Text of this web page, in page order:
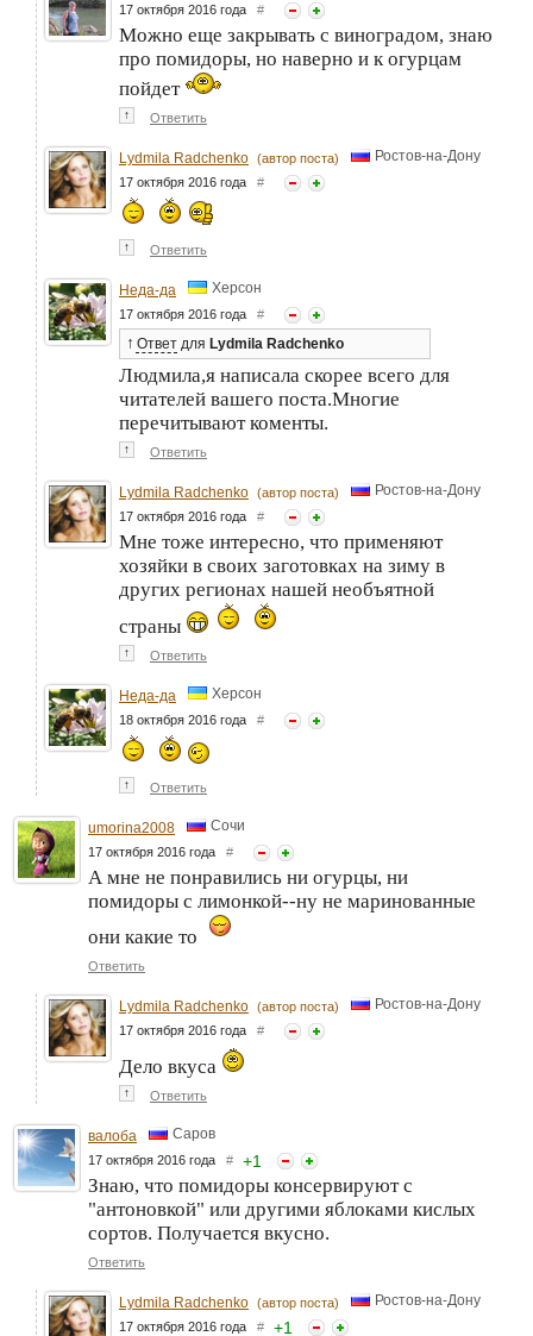
17 октября 2016 года #
Можно еще закрывать с виноградом, знаю
про помидоры, но наверно и к огурцам
пойдет
↑ Ответить
Lydmila Radchenko (автор поста) Ростов-на-Дону
17 октября 2016 года #
↑ Ответить
Неда-да Херсон
17 октября 2016 года #
↑ Ответ для Lydmila Radchenko
Людмила,я написала скорее всего для
читателей вашего поста.Многие
перечитывают коменты.
↑ Ответить
Lydmila Radchenko (автор поста) Ростов-на-Дону
17 октября 2016 года #
Мне тоже интересно, что применяют
хозяйки в своих заготовках на зиму в
других регионах нашей необъятной
страны
↑ Ответить
Неда-да Херсон
18 октября 2016 года #
↑ Ответить
umorina2008 Сочи
17 октября 2016 года #
А мне не понравились ни огурцы, ни
помидоры с лимонкой--ну не маринованные
они какие то
Ответить
Lydmila Radchenko (автор поста) Ростов-на-Дону
17 октября 2016 года #
Дело вкуса
↑ Ответить
валоба Саров
17 октября 2016 года # +1
Знаю, что помидоры консервируют с
"антоновкой" или другими яблоками кислых
сортов. Получается вкусно.
Ответить
Lydmila Radchenko (автор поста) Ростов-на-Дону
17 октября 2016 года # +1